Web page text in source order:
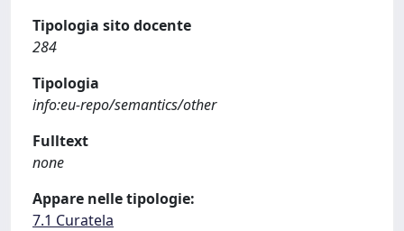
Tipologia sito docente
284
Tipologia
info:eu-repo/semantics/other
Fulltext
none
Appare nelle tipologie:
7.1 Curatela